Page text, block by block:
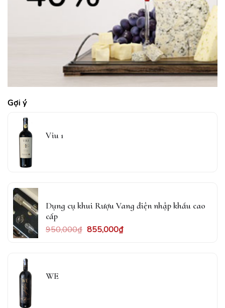
Gợi ý
Viu 1
Dụng cụ khui Rượu Vang điện nhập khẩu cao
cấp
950,000₫ 855,000₫
WE